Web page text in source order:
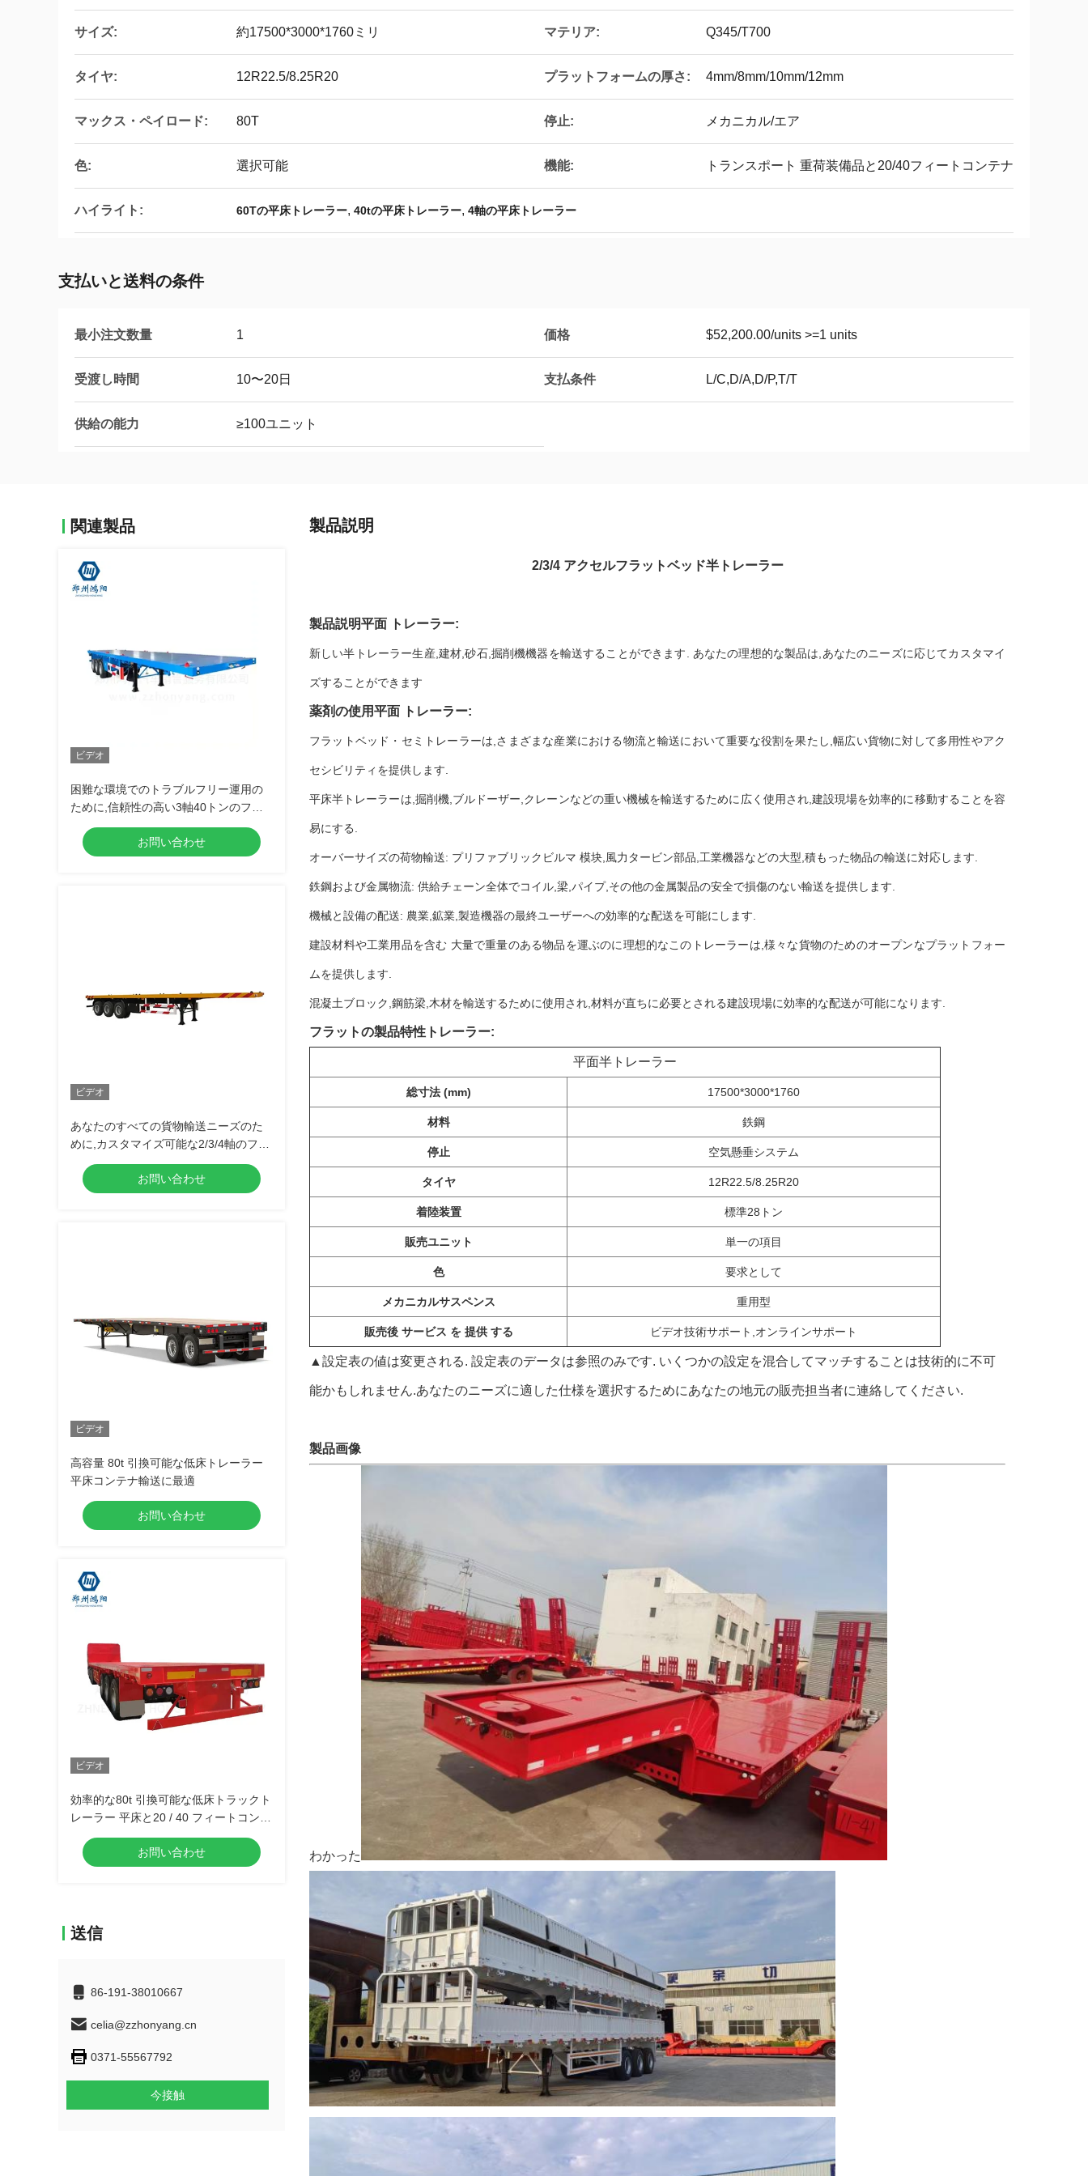
サイズ: 約17500*3000*1760ミリ マテリア: Q345/T700
タイヤ: 12R22.5/8.25R20 プラットフォームの厚さ: 4mm/8mm/10mm/12mm
マックス・ペイロード: 80T 停止: メカニカル/エア
色: 選択可能 機能: トランスポート 重荷装備品と20/40フィートコンテナ
ハイライト: 60Tの平床トレーラー, 40tの平床トレーラー, 4軸の平床トレーラー
支払いと送料の条件
最小注文数量 1 価格 $52,200.00/units >=1 units
受渡し時間 10〜20日 支払条件 L/C,D/A,D/P,T/T
供給の能力 ≥100ユニット
関連製品
ビデオ
困難な環境でのトラブルフリー運用の
ために,信頼性の高い3軸40トンのフラ
ットトレーラー
お問い合わせ
ビデオ
あなたのすべての貨物輸送ニーズのた
めに,カスタマイズ可能な2/3/4軸のフラ
ットトレーラー
お問い合わせ
ビデオ
高容量 80t 引換可能な低床トレーラー
平床コンテナ輸送に最適
お問い合わせ
ビデオ
効率的な80t 引換可能な低床トラックト
レーラー 平床と20 / 40 フィートコンテ
ナの使用
お問い合わせ
送信
86-191-38010667
celia@zzhonyang.cn
0371-55567792
今接触
製品説明
2/3/4 アクセルフラットベッド半トレーラー
製品説明平面 トレーラー:
新しい半トレーラー生産,建材,砂石,掘削機機器を輸送することができます. あなたの理想的な製品は,あなたのニーズに応じてカスタマイ
ズすることができます
薬剤の使用平面 トレーラー:
フラットベッド・セミトレーラーは,さまざまな産業における物流と輸送において重要な役割を果たし,幅広い貨物に対して多用性やアク
セシビリティを提供します.
平床半トレーラーは,掘削機,ブルドーザー,クレーンなどの重い機械を輸送するために広く使用され,建設現場を効率的に移動することを容
易にする.
オーバーサイズの荷物輸送: プリファブリックビルマ 模块,風力タービン部品,工業機器などの大型,積もった物品の輸送に対応します.
鉄鋼および金属物流: 供給チェーン全体でコイル,梁,パイプ,その他の金属製品の安全で損傷のない輸送を提供します.
機械と設備の配送: 農業,鉱業,製造機器の最終ユーザーへの効率的な配送を可能にします.
建設材料や工業用品を含む 大量で重量のある物品を運ぶのに理想的なこのトレーラーは,様々な貨物のためのオープンなプラットフォー
ムを提供します.
混凝土ブロック,鋼筋梁,木材を輸送するために使用され,材料が直ちに必要とされる建設現場に効率的な配送が可能になります.
フラットの製品特性 トレーラー:
平面半トレーラー
総寸法 (mm) 17500*3000*1760
材料 鉄鋼
停止 空気懸垂システム
タイヤ 12R22.5/8.25R20
着陸装置 標準28トン
販売ユニット 単一の項目
色 要求として
メカニカルサスペンス 重用型
販売後 サービス を 提供 する ビデオ技術サポート,オンラインサポート
▲設定表の値は変更される. 設定表のデータは参照のみです. いくつかの設定を混合してマッチすることは技術的に不可
能かもしれません.あなたのニーズに適した仕様を選択するためにあなたの地元の販売担当者に連絡してください.
製品画像
わかった